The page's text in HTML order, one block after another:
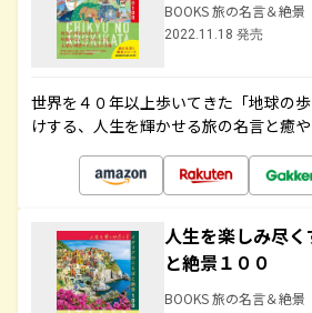
BOOKS 旅の名言＆絶景
2022.11.18 発売
世界を４０年以上歩いてきた「地球の
けする、人生を輝かせる旅の名言と癒
人生を楽しみ尽
と絶景１００
BOOKS 旅の名言＆絶景